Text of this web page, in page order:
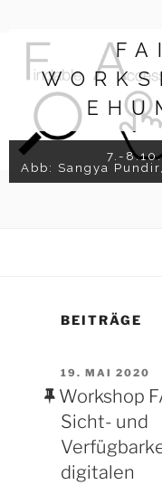
7.-
Abb: Sangya
BEITRÄGE
AM
19. MAI 2020
Workshop
Sicht- und
digitalen